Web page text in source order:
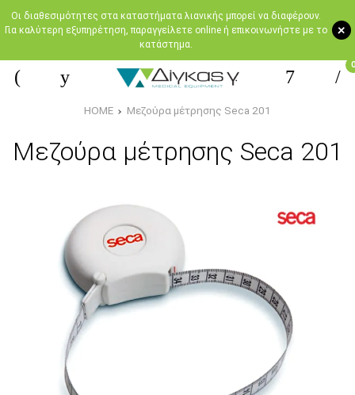
+
Oι διαθεσιμότητες στα καταστήματα λιανικής μπορεί να διαφέρουν.
Για καλύτερη εξυπηρέτηση, παραγγείλετε online ή επικοινωνήστε με το
κατάστημα.
0
HOME Μεζούρα μέτρησης Seca 201
Μεζούρα μέτρησης Seca 201